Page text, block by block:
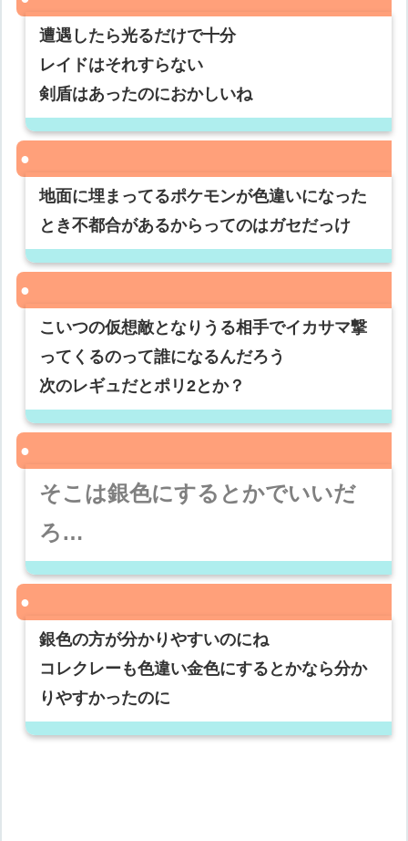
遭遇したら光るだけで十分
レイドはそれすらない
剣盾はあったのにおかしいね
地面に埋まってるポケモンが色違いになった
とき不都合があるからってのはガセだっけ
こいつの仮想敵となりうる相手でイカサマ撃
ってくるのって誰になるんだろう
次のレギュだとポリ2とか？
そこは銀色にするとかでいいだ
ろ…
銀色の方が分かりやすいのにね
コレクレーも色違い金色にするとかなら分か
りやすかったのに